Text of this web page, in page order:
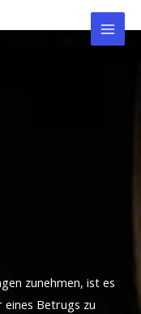
zunehmen, ist es
Betrugs zu